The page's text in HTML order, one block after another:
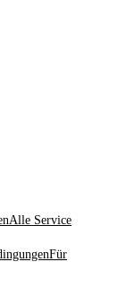
Alle Service
Für